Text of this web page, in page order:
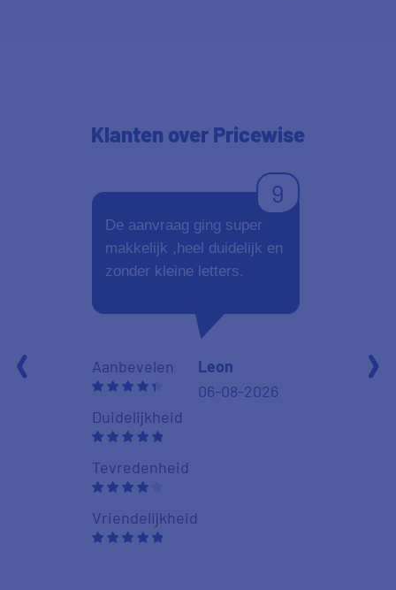
Klanten over Pricewise
9
De aanvraag ging super
makkelijk ,heel duidelijk en
zonder kleine letters.
Aanbevelen
Duidelijkheid
Tevredenheid
Vriendelijkheid
Leon
06-08-2026